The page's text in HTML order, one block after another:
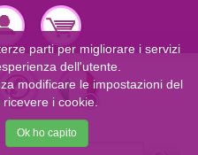
parti per migliorare i servizi
dell'utente.
modificare le impostazioni del
i cookie.
Ok ho capito